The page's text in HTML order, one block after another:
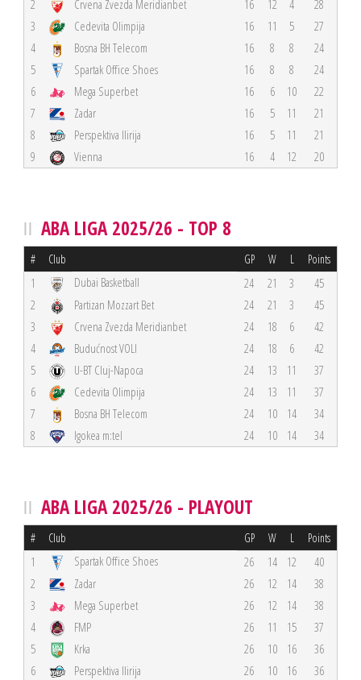
2 Crvena Zvezda Meridianbet 16 12 4
28
3
Cedevita Olimpija 16 11 5
27
4
Bosna BH Telecom 16 8 8
24
5
Spartak Office Shoes 16 8 8
24
6
Mega Superbet 16 6 10
22
7
Zadar 16 5 11
21
8
Perspektiva Ilirija 16 5 11
21
9
Vienna 16 4 12 20
ABA LIGA 2025/26 - TOP 8
# Club GP W L Points
1 Dubai Basketball 24 21 3
45
2
Partizan Mozzart Bet 24 21 3
45
3
Crvena Zvezda Meridianbet 24 18 6
42
4
Budućnost VOLI 24 18 6
42
5
U-BT Cluj-Napoca 24 13 11
37
6
Cedevita Olimpija 24 13 11
37
7
Bosna BH Telecom 24 10 14
34
8
Igokea m:tel 24 10 14 34
ABA LIGA 2025/26 - PLAYOUT
# Club GP W L Points
1 Spartak Office Shoes 26 14 12
40
2
Zadar 26 12 14
38
3
Mega Superbet 26 12 14
38
4
FMP 26 11 15
37
5
Krka 26 10 16
36
6
Perspektiva Ilirija 26 10 16
36